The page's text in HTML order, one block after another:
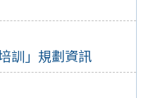
訓」規劃資訊